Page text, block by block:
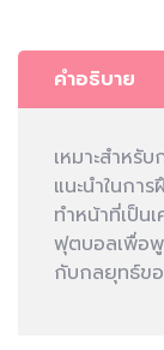
คำอธิบาย
เหมาะสำหรั
แนะนำในกา
ทำหน้าที่เป็น
ฟุตบอลเพื่อพู
กับกลยุทธ์ข